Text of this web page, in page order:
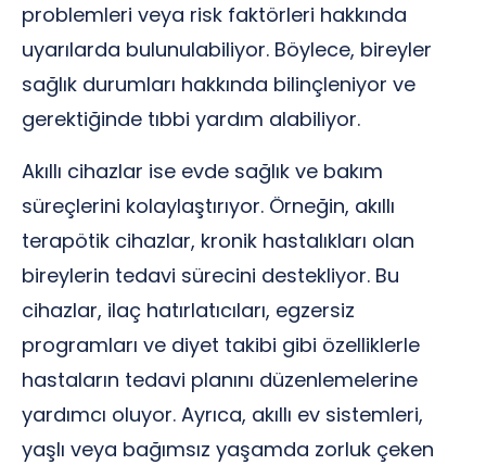
problemleri veya risk faktörleri hakkında
uyarılarda bulunulabiliyor. Böylece, bireyler
sağlık durumları hakkında bilinçleniyor ve
gerektiğinde tıbbi yardım alabiliyor.
Akıllı cihazlar ise evde sağlık ve bakım
süreçlerini kolaylaştırıyor. Örneğin, akıllı
terapötik cihazlar, kronik hastalıkları olan
bireylerin tedavi sürecini destekliyor. Bu
cihazlar, ilaç hatırlatıcıları, egzersiz
programları ve diyet takibi gibi özelliklerle
hastaların tedavi planını düzenlemelerine
yardımcı oluyor. Ayrıca, akıllı ev sistemleri,
yaşlı veya bağımsız yaşamda zorluk çeken